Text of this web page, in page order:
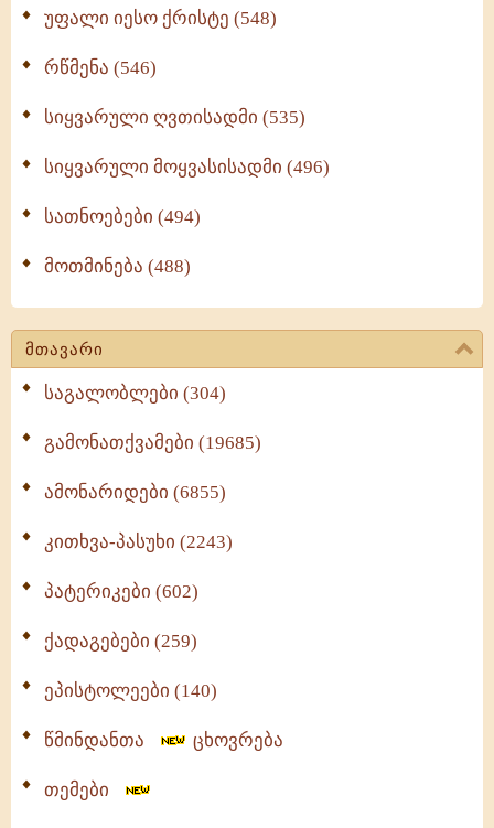
უფალი იესო ქრისტე (548)
რწმენა (546)
სიყვარული ღვთისადმი (535)
სიყვარული მოყვასისადმი (496)
სათნოებები (494)
მოთმინება (488)
მთავარი
საგალობლები (304)
გამონათქვამები (19685)
ამონარიდები (6855)
კითხვა-პასუხი (2243)
პატერიკები (602)
ქადაგებები (259)
ეპისტოლეები (140)
წმინდანთა ცხოვრება
თემები